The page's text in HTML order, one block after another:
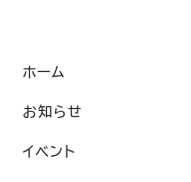
ホーム
お知らせ
イベント